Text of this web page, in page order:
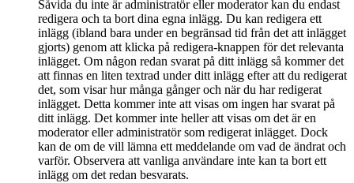
Såvida du inte är administratör eller moderator kan du endast
redigera och ta bort dina egna inlägg. Du kan redigera ett
inlägg (ibland bara under en begränsad tid från det att inlägget
gjorts) genom att klicka på redigera-knappen för det relevanta
inlägget. Om någon redan svarat på ditt inlägg så kommer det
att finnas en liten textrad under ditt inlägg efter att du redigerat
det, som visar hur många gånger och när du har redigerat
inlägget. Detta kommer inte att visas om ingen har svarat på
ditt inlägg. Det kommer inte heller att visas om det är en
moderator eller administratör som redigerat inlägget. Dock
kan de om de vill lämna ett meddelande om vad de ändrat och
varför. Observera att vanliga användare inte kan ta bort ett
inlägg om det redan besvarats.